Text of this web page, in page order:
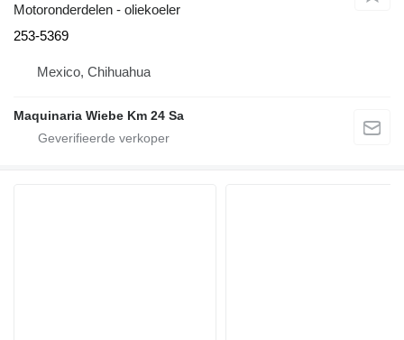
Motoronderdelen - oliekoeler
253-5369
Mexico, Chihuahua
Maquinaria Wiebe Km 24 Sa